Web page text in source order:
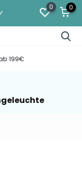
0 0
199€